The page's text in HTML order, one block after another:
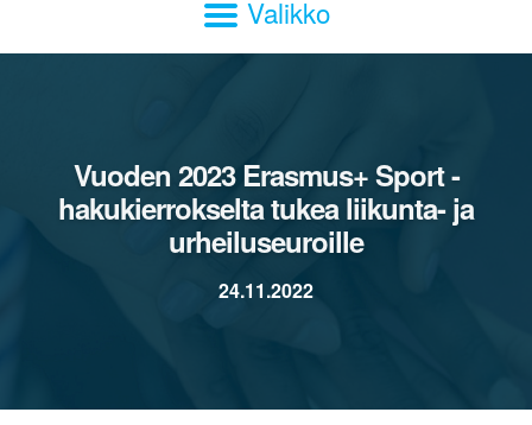
Valikko
Vuoden 2023 Erasmus+ Sport -
hakukierrokselta tukea liikunta- ja
urheiluseuroille
24.11.2022